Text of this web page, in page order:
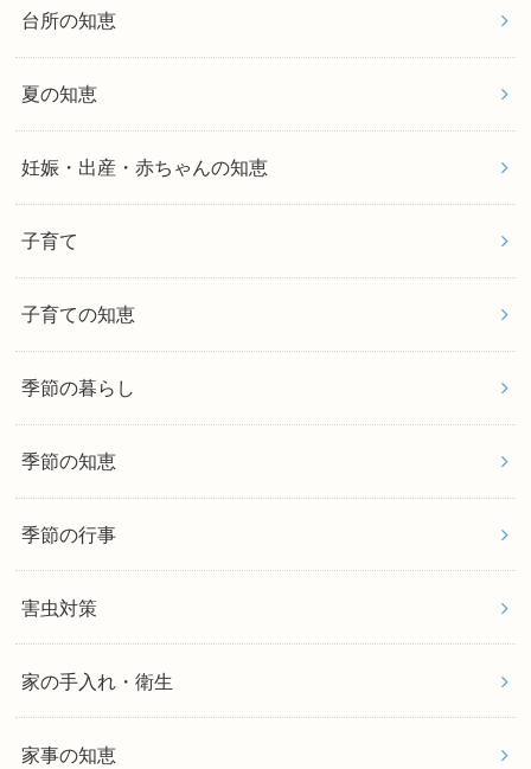
台所の知恵
夏の知恵
妊娠・出産・赤ちゃんの知恵
子育て
子育ての知恵
季節の暮らし
季節の知恵
季節の行事
害虫対策
家の手入れ・衛生
家事の知恵